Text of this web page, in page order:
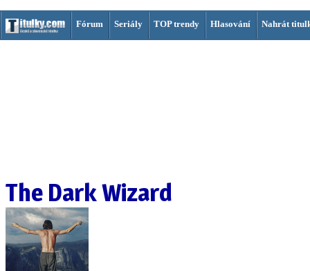
Fórum Seriály TOP trendy Hlasování Nahrát
The Dark Wizard